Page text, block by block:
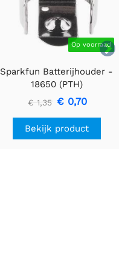

Op voorraad
Sparkfun Batterijhouder -
18650 (PTH)
€ 1,35 € 0,70
Bekijk product